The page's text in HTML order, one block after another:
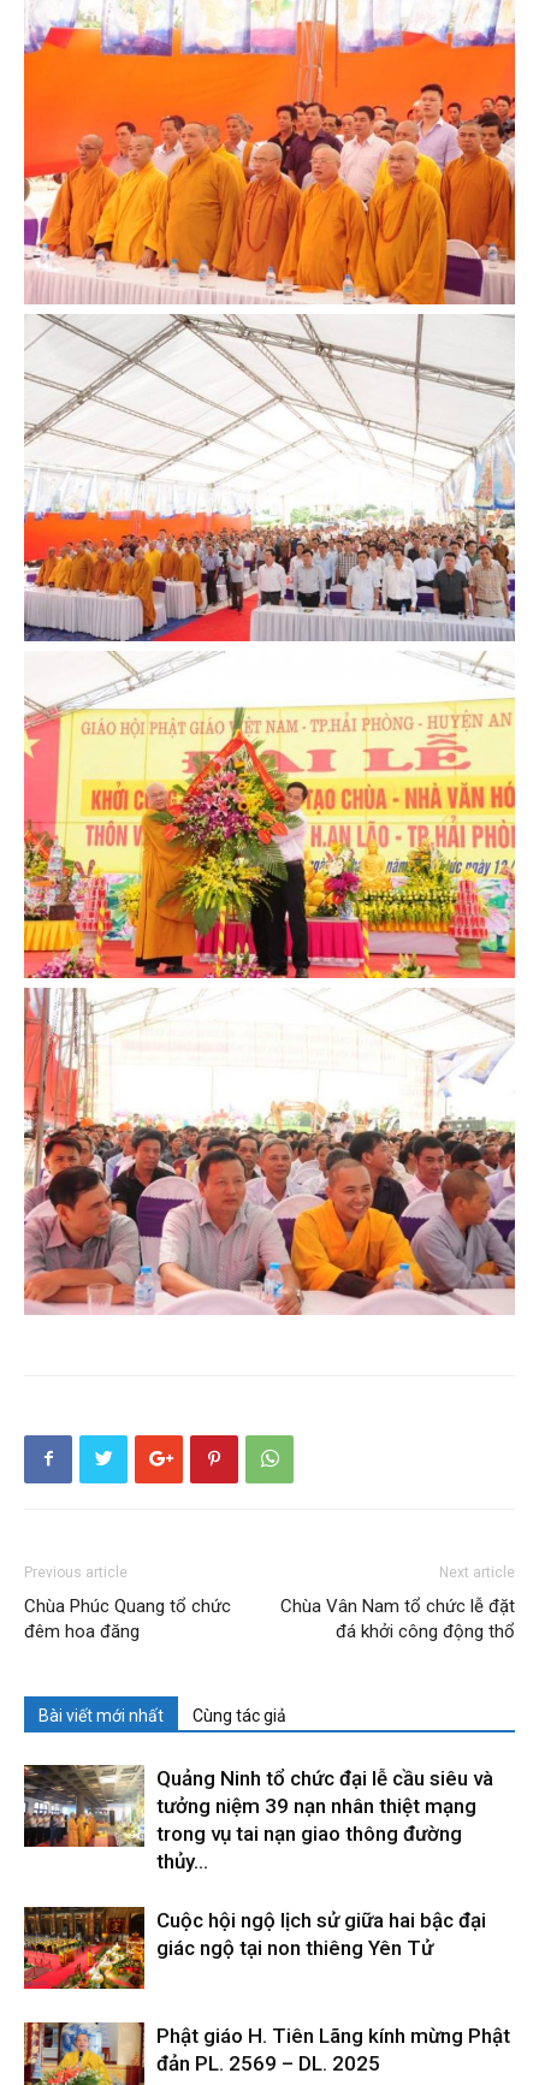
Previous article
Chùa Phúc Quang tổ chức
đêm hoa đăng
Next article
Chùa Vân Nam tổ chức lễ đặt
đá khởi công động thổ
Bài viết mới nhất Cùng tác giả
Quảng Ninh tổ chức đại lễ cầu siêu và
tưởng niệm 39 nạn nhân thiệt mạng
trong vụ tai nạn giao thông đường
thủy...
Cuộc hội ngộ lịch sử giữa hai bậc đại
giác ngộ tại non thiêng Yên Tử
Phật giáo H. Tiên Lãng kính mừng Phật
đản PL. 2569 – DL. 2025